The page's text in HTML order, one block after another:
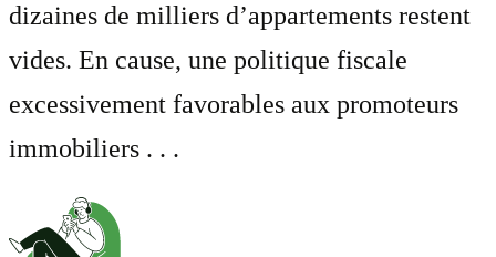
dizaines de milliers d’appartements restent
vides. En cause, une politique fiscale
excessivement favorables aux promoteurs
immobiliers . . .